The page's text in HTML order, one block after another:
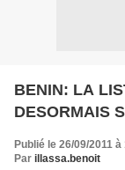
BENIN: LA
DESORMAIS
Publié le 26/09/2011 à
Par illassa.benoit